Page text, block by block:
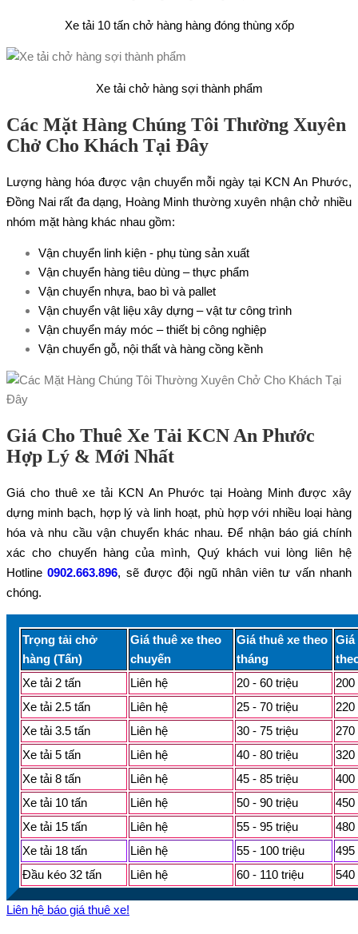
Xe tải 10 tấn chở hàng hàng đóng thùng xốp
Xe tải chở hàng sợi thành phẩm
Các Mặt Hàng Chúng Tôi Thường Xuyên
Chở Cho Khách Tại Đây
Lượng hàng hóa được vận chuyển mỗi ngày tại KCN An Phước,
Đồng Nai rất đa dạng, Hoàng Minh thường xuyên nhận chở nhiều
nhóm mặt hàng khác nhau gồm:
Vận chuyển linh kiện - phụ tùng sản xuất
Vận chuyển hàng tiêu dùng – thực phẩm
Vận chuyển nhựa, bao bì và pallet
Vận chuyển vật liệu xây dựng – vật tư công trình
Vận chuyển máy móc – thiết bị công nghiệp
Vận chuyển gỗ, nội thất và hàng cồng kềnh
Giá Cho Thuê Xe Tải KCN An Phước
Hợp Lý & Mới Nhất
Giá cho thuê xe tải KCN An Phước tại Hoàng Minh được xây
dựng minh bạch, hợp lý và linh hoạt, phù hợp với nhiều loại hàng
hóa và nhu cầu vận chuyển khác nhau. Để nhận báo giá chính
xác cho chuyến hàng của mình, Quý khách vui lòng liên hệ
Hotline0902.663.896, sẽ được đội ngũ nhân viên tư vấn nhanh
chóng.
Trọng tải chở
hàng (Tấn)
Giá thuê xe theo
chuyến
Giá thuê xe theo
tháng
Giá
Xe tải 2 tấn
Liên hệ 20 - 60 triệu
200
Xe tải 2.5 tấn
Liên hệ 25 - 70 triệu
220
Xe tải 3.5 tấn
Liên hệ 30 - 75 triệu
270
Xe tải 5 tấn
Liên hệ 40 - 80 triệu
320
Xe tải 8 tấn
Liên hệ 45 - 85 triệu
400
Xe tải 10 tấn
Liên hệ 50 - 90 triệu
450
Xe tải 15 tấn
Liên hệ 55 - 95 triệu
480
Xe tải 18 tấn
Liên hệ 55 - 100 triệu
495
Đầu kéo 32 tấn
Liên hệ 60 - 110 triệu 540
Liên hệ báo giá thuê xe!